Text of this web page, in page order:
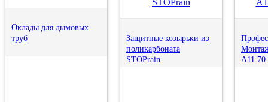
Оклады для дымовых
труб
Защитные козырьки из
поликарбоната
STOPrain
A11 70